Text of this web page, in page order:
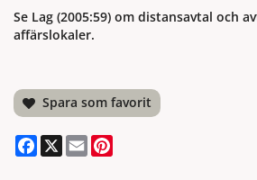
Se Lag (2005:59) om distansavtal och
affärslokaler.
Spara som favorit
Facebook
X Email